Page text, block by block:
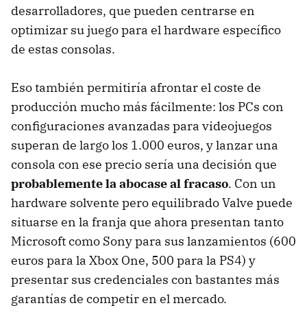
desarrolladores, que pueden centrarse en
optimizar su juego para el hardware específico
de estas consolas.
Eso también permitiría afrontar el coste de
producción mucho más fácilmente: los PCs con
configuraciones avanzadas para videojuegos
superan de largo los 1.000 euros, y lanzar una
consola con ese precio sería una decisión que
probablemente la abocase al fracaso. Con un
hardware solvente pero equilibrado Valve puede
situarse en la franja que ahora presentan tanto
Microsoft como Sony para sus lanzamientos (600
euros para la Xbox One, 500 para la PS4) y
presentar sus credenciales con bastantes más
garantías de competir en el mercado.